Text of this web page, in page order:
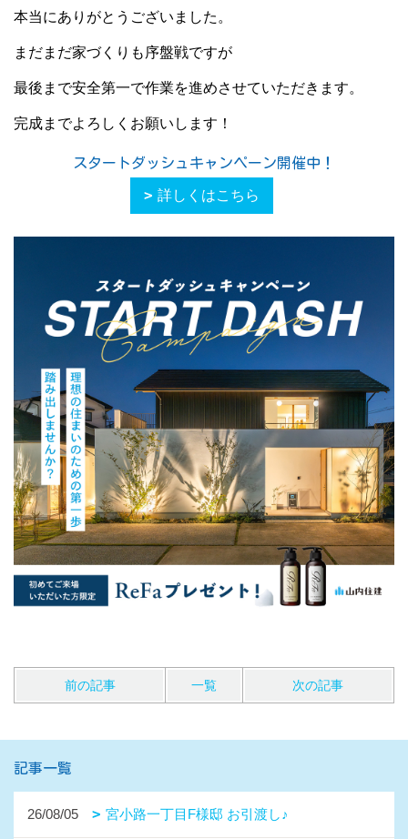
本当にありがとうございました。
まだまだ家づくりも序盤戦ですが
最後まで安全第一で作業を進めさせていただきます。
完成までよろしくお願いします！
スタートダッシュキャンペーン開催中！
詳しくはこちら
前の記事 一覧 次の記事
記事一覧
26/08/05 宮小路一丁目F様邸 お引渡し♪